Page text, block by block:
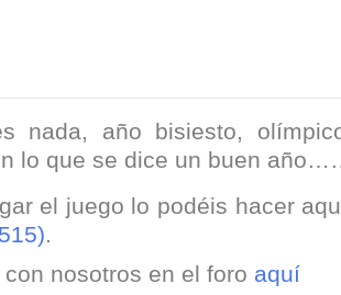
nada, año bisiesto,
lo que se dice un buen
el juego lo podéis hacer
.
nosotros en el foro aquí